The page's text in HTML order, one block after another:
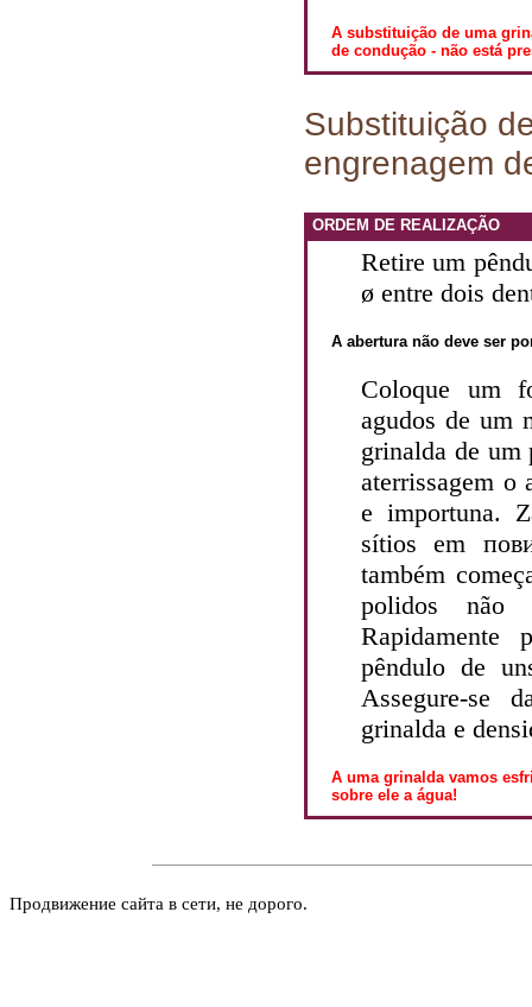
A substituição de uma
de condução - não está
Substituição
engrenagem
ORDEM DE REALIZAÇÃO
Retire um
ø entre dois
A abertura não deve ser
Coloque um
agudos de um
grinalda de um
aterrissagem o
e importuna.
sítios em
também
polidos não
Rapidamente
pêndulo de
Assegure-se
grinalda e
A uma grinalda vamos
sobre ele a água!
Продвижение сайта в сети, не дорого.